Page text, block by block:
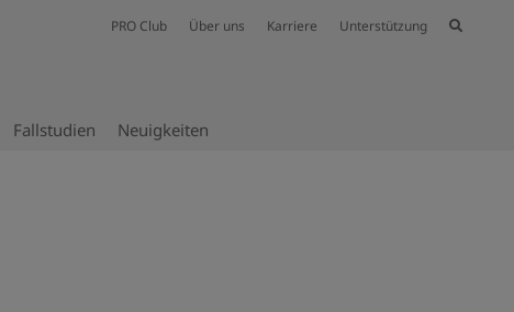
PRO Club Über uns Karriere Unterstützung
Fallstudien Neuig­keiten